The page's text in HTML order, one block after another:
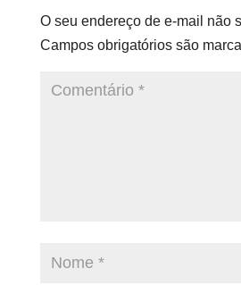
O seu endereço de e-mail não
Campos obrigatórios são